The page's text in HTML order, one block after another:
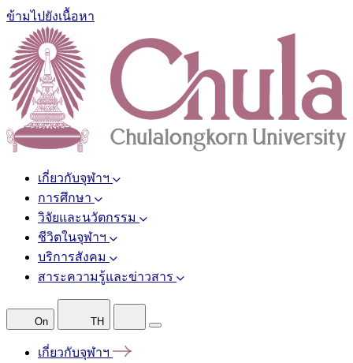
ข้ามไปยังเนื้อหา
เกี่ยวกับจุฬาฯ
การศึกษา
วิจัยและนวัตกรรม
ชีวิตในจุฬาฯ
บริการสังคม
สาระความรู้และข่าวสาร
On TH
เกี่ยวกับจุฬาฯ